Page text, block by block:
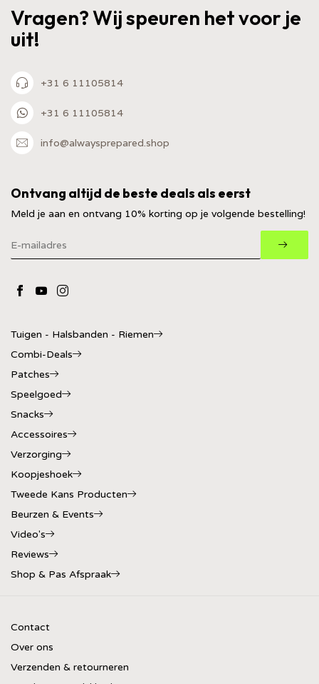
Vragen? Wij speuren het voor je
uit!
+31 6 11105814
+31 6 11105814
info@alwaysprepared.shop
Ontvang altijd de beste deals als eerst
Meld je aan en ontvang 10% korting op je volgende bestelling!
Tuigen - Halsbanden - Riemen
Combi-Deals
Patches
Speelgoed
Snacks
Accessoires
Verzorging
Koopjeshoek
Tweede Kans Producten
Beurzen & Events
Video's
Reviews
Shop & Pas Afspraak
Contact
Over ons
Verzenden & retourneren